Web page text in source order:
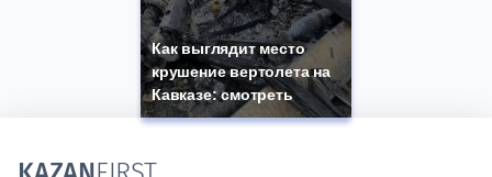
Как выглядит место
крушение вертолета на
Кавказе: смотреть